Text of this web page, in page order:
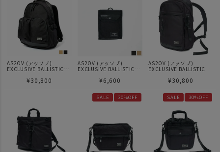
AS2OV (アッソブ)
EXCLUSIVE BALLISTIC
ケット デイパック バック
¥30,800
AS2OV (アッソブ)
EXCLUSIVE BALLISTIC
WALLET 財布 ミニ財布
¥6,600
AS2OV (アッソブ)
EXCLUSIVE BALLISTIC
スリュック ビジネスバッ
¥30,800
SALE 30%OFF SALE 30%OFF